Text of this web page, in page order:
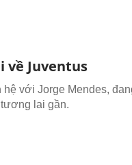
về Juventus
với Jorge Mendes,
lai gần.